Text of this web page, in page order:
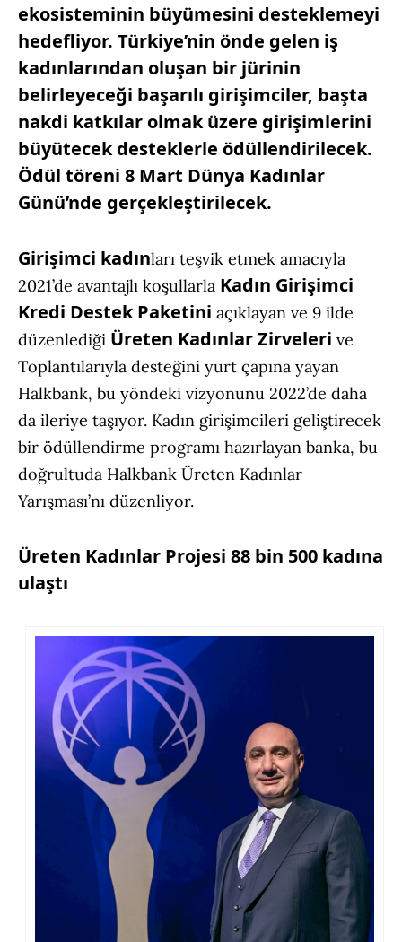
ekosisteminin büyümesini desteklemeyi
hedefliyor. Türkiye’nin önde gelen iş
kadınlarından oluşan bir jürinin
belirleyeceği başarılı girişimciler, başta
nakdi katkılar olmak üzere girişimlerini
büyütecek desteklerle ödüllendirilecek.
Ödül töreni 8 Mart Dünya Kadınlar
Günü’nde gerçekleştirilecek.
Girişimci kadınları teşvik etmek amacıyla
2021’de avantajlı koşullarla Kadın Girişimci
Kredi Destek Paketini açıklayan ve 9 ilde
düzenlediği Üreten Kadınlar Zirveleri ve
Toplantılarıyla desteğini yurt çapına yayan
Halkbank, bu yöndeki vizyonunu 2022’de daha
da ileriye taşıyor. Kadın girişimcileri geliştirecek
bir ödüllendirme programı hazırlayan banka, bu
doğrultuda Halkbank Üreten Kadınlar
Yarışması’nı düzenliyor.
Üreten Kadınlar Projesi 88 bin 500 kadına
ulaştı